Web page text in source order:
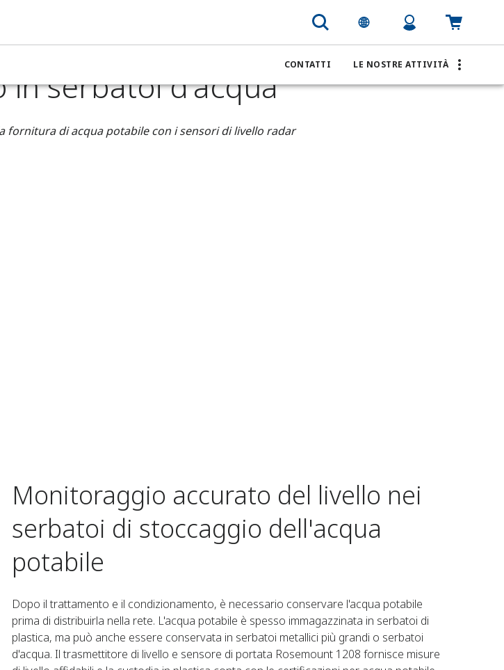
CONTATTI LE NOSTRE ATTIVITÀ
in serbatoi d'acqua
fornitura di acqua potabile con i sensori di livello radar
Monitoraggio accurato del livello nei
serbatoi di stoccaggio dell'acqua
potabile
Dopo il trattamento e il condizionamento, è necessario conservare l'acqua potabile
prima di distribuirla nella rete. L'acqua potabile è spesso immagazzinata in serbatoi di
plastica, ma può anche essere conservata in serbatoi metallici più grandi o serbatoi
d'acqua. Il trasmettitore di livello e sensore di portata Rosemount 1208 fornisce misure